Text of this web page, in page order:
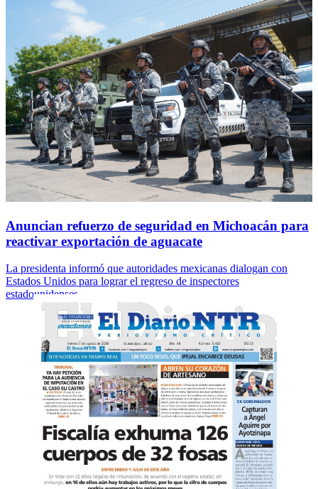
Anuncian refuerzo de seguridad en Michoacán para
reactivar exportación de aguacate
La presidenta informó que autoridades mexicanas dialogan con
Estados Unidos para lograr el regreso de inspectores
estadounidenses